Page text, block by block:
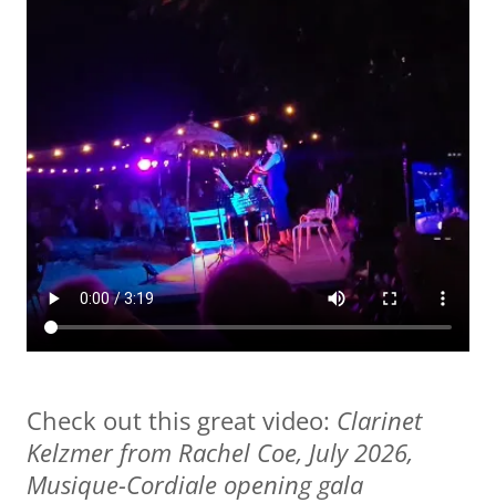
Check out this great video: Clarinet
Kelzmer from Rachel Coe, July 2026,
Musique-Cordiale opening gala